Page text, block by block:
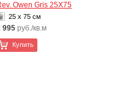
Owen Gris 25X75
25 x 75 см
995 руб./кв.м
Купить